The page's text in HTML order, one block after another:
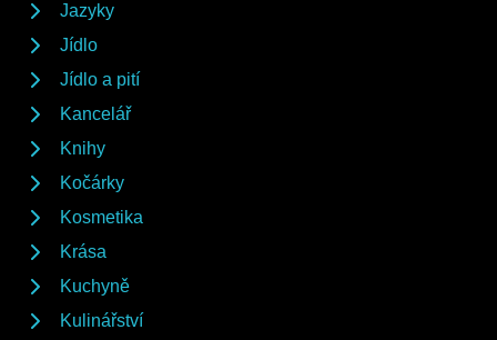
Jazyky
Jídlo
Jídlo a pití
Kancelář
Knihy
Kočárky
Kosmetika
Krása
Kuchyně
Kulinářství